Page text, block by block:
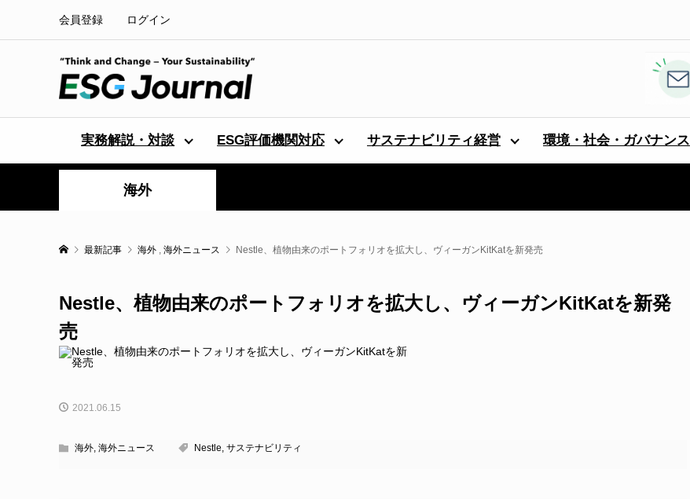
会員登録 ログイン
実務解説・対談 ESG評価機関対応 サステナビリティ経営 環境・社会・ガバナンス
海外
最新記事 海外 , 海外ニュース Nestle、植物由来のポートフォリオを拡大し、ヴィーガンKitKatを新発売
Nestle、植物由来のポートフォリオを拡大し、ヴィーガンKitKatを新発
売
2021.06.15
海外, 海外ニュース Nestle, サステナビリティ